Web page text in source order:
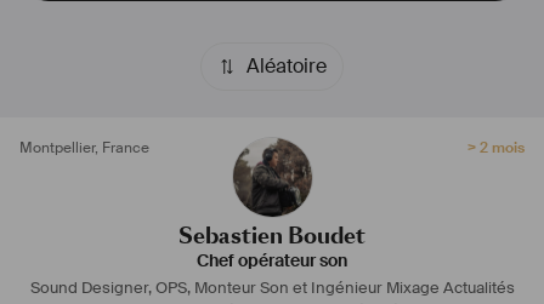
Aléatoire
Montpellier, France > 2 mois
Sebastien Boudet
Chef opérateur son
Sound Designer, OPS, Monteur Son et Ingénieur Mixage Actualités